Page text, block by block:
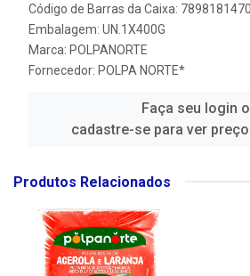
Código de Barras da Caixa:
Embalagem: UN.1X400G
Marca: POLPANORTE
Fornecedor: POLPA NORTE*
Faça seu login
cadastre-se para ver
Produtos Relacionados